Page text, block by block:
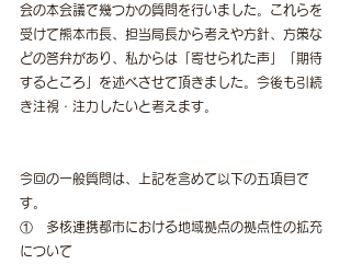
会の本会議で幾つかの質問を行いました。これらを
受けて熊本市長、担当局長から考えや方針、方策な
どの答弁があり、私からは「寄せられた声」「期待
するところ」を述べさせて頂きました。今後も引続
き注視・注力したいと考えます。
今回の一般質問は、上記を含めて以下の五項目で
す。
①　多核連携都市における地域拠点の拠点性の拡充
について